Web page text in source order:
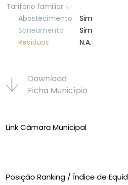
Tarifário familiar
Abastecimento
Sim
Saneamento
Sim
Resí­duos
N.A.
Download
Ficha Municí­pio
Link Câmara Municipal
Posição Ranking / Índice de